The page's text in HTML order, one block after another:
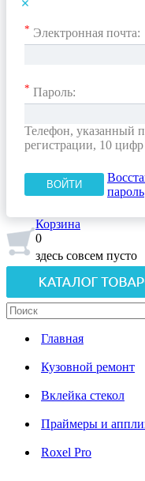
* Электронная почта:
* Пароль:
Телефон, указанный
регистрации, 10 цифр
пароль
Корзина
0
здесь совсем пусто
Главная
Кузовной ремонт
Вклейка стекол
Праймеры и
Roxel Pro